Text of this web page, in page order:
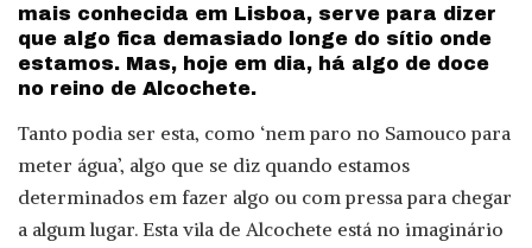
mais conhecida em Lisboa, serve para dizer
que algo fica demasiado longe do sítio onde
estamos. Mas, hoje em dia, há algo de doce
no reino de Alcochete.
Tanto podia ser esta, como ‘nem paro no Samouco para
meter água’, algo que se diz quando estamos
determinados em fazer algo ou com pressa para chegar
a algum lugar. Esta vila de Alcochete está no imaginário